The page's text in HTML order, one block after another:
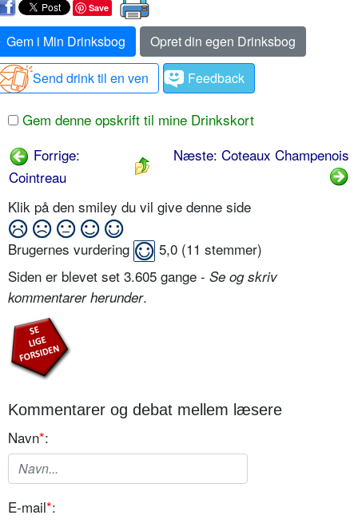
Save
Gem i Min Drinksbog
Opret din egen Drinksbog
Send drink til en ven
Feedback
Gem denne opskrift til mine Drinkskort
Forrige:
Cointreau
Næste: Coteaux Champenois
Klik på den smiley du vil give denne side
Brugernes vurdering 5,0 (11 stemmer)
Siden er blevet set 3.605 gange - Se og skriv
kommentarer herunder.
Kommentarer og debat mellem læsere
Navn*:
E-mail*: